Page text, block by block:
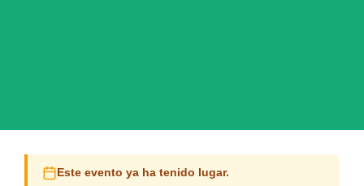
Este evento ya ha tenido lugar.